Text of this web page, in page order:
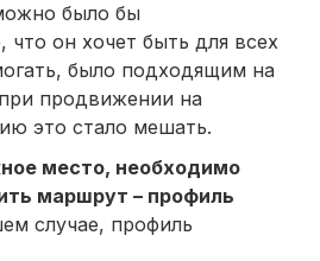
было бы
что он хочет быть для всех
было подходящим на
продвижении на
это стало мешать.
место, необходимо
маршрут – профиль
случае, профиль